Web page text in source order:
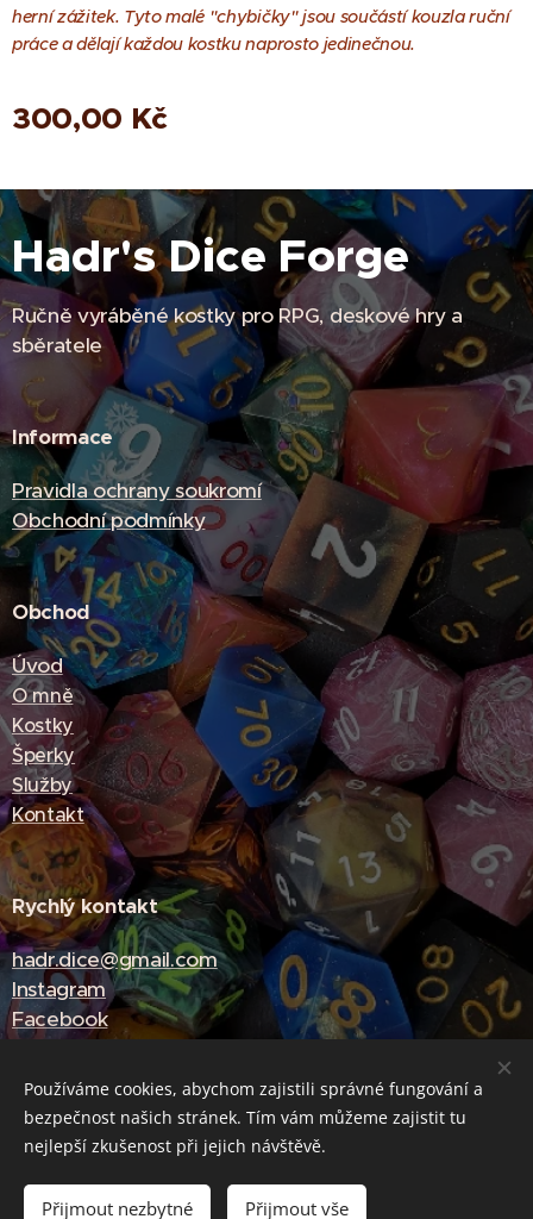
herní zážitek. Tyto malé "chybičky" jsou součástí kouzla ruční
práce a dělají každou kostku naprosto jedinečnou.
300,00 Kč
Do košíku
Hadr's Dice Forge
Ručně vyráběné kostky pro RPG, deskové hry a
sběratele
Informace
Pravidla ochrany soukromí
Obchodní podmínky
Obchod
Úvod
O mně
Kostky
Šperky
Služby
Kontakt
Rychlý kontakt
hadr.dice@gmail.com
Instagram
Facebook
Cookies
Používáme cookies, abychom zajistili správné fungování a
bezpečnost našich stránek. Tím vám můžeme zajistit tu
nejlepší zkušenost při jejich návštěvě.
Přijmout nezbytné Přijmout vše